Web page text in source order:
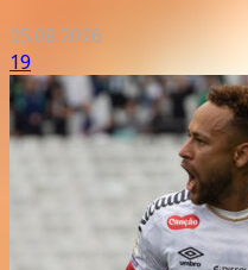
05.08.2026
19